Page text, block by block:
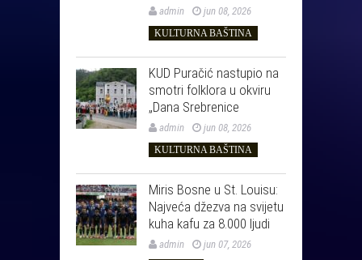
admin jun 08, 2026
KULTURNA BAŠTINA
KUD Puračić nastupio na
smotri folklora u okviru
„Dana Srebrenice
admin jun 08, 2026
KULTURNA BAŠTINA
Miris Bosne u St. Louisu:
Najveća džezva na svijetu
kuha kafu za 8.000 ljudi
admin jun 07, 2026